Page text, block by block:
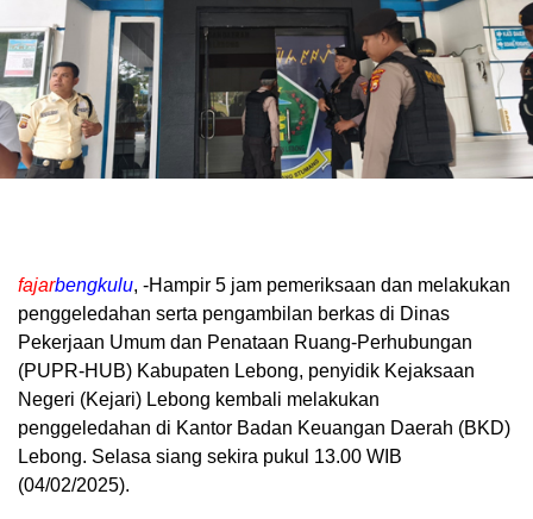
fajarbengkulu, -Hampir 5 jam pemeriksaan dan melakukan
penggeledahan serta pengambilan berkas di Dinas
Pekerjaan Umum dan Penataan Ruang-Perhubungan
(PUPR-HUB) Kabupaten Lebong, penyidik Kejaksaan
Negeri (Kejari) Lebong kembali melakukan
penggeledahan di Kantor Badan Keuangan Daerah (BKD)
Lebong. Selasa siang sekira pukul 13.00 WIB
(04/02/2025).